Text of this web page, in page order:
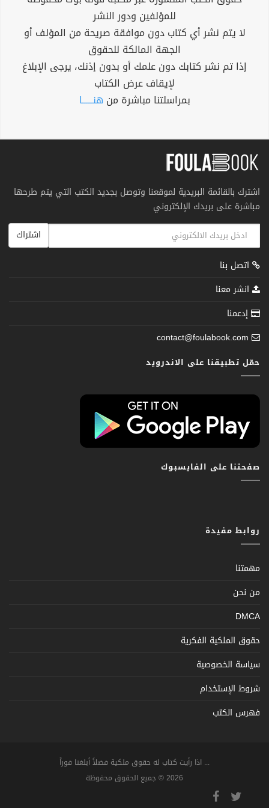
للمؤلفين ودور النشر
لا يتم نشر أي كتاب دون موافقة صريحة من المؤلف أو
الجهة المالكة للحقوق
إذا تم نشر كتابك دون علمك أو بدون إذنك، يرجى الإبلاغ
لإيقاف عرض الكتاب
بمراسلتنا مباشرة من هنــــــا
اشترك بالقائمة البريدية لموقعنا وتوصل بجديد الكتب التي يتم طرحها
مباشرة على بريدك الإلكتروني
اشتراك
اتصل بنا
انشر معنا
إدعمنا
contact@foulabook.com
حمّل تطبيقنا على الاندرويد
صفحتنا على الفايسبوك
روابط مفيدة
مهمتنا
من نحن
DMCA
حقوق الملكية الفكرية
سياسة الخصوصية
شروط الإستخدام
فهرس الكتب
... اذا رأيت كتاب له حقوق ملكية فضلاً أبلغنا فوراً
2026 © جميع الحقوق محفوظة